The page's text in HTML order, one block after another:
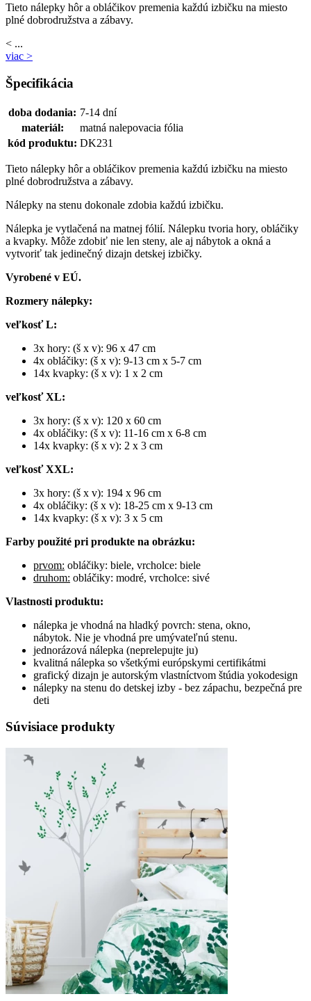
Tieto nálepky hôr a obláčikov premenia každú izbičku na miesto
plné dobrodružstva a zábavy.
< ...
viac >
Špecifikácia
doba dodania: 7-14 dní
materiál:
matná nalepovacia fólia
kód produktu: DK231
Tieto nálepky hôr a obláčikov premenia každú izbičku na miesto
plné dobrodružstva a zábavy.
Nálepky na stenu dokonale zdobia každú izbičku.
Nálepka je vytlačená na matnej fólií. Nálepku tvoria hory, obláčiky
a kvapky. Môže zdobiť nie len steny, ale aj nábytok a okná a
vytvoriť tak jedinečný dizajn detskej izbičky.
Vyrobené v EÚ.
Rozmery nálepky:
veľkosť L:
3x hory: (š x v): 96 x 47 cm
4x obláčiky: (š x v): 9-13 cm x 5-7 cm
14x kvapky: (š x v): 1 x 2 cm
veľkosť XL:
3x hory: (š x v): 120 x 60 cm
4x obláčiky: (š x v): 11-16 cm x 6-8 cm
14x kvapky: (š x v): 2 x 3 cm
veľkosť XXL:
3x hory: (š x v): 194 x 96 cm
4x obláčiky: (š x v): 18-25 cm x 9-13 cm
14x kvapky: (š x v): 3 x 5 cm
Farby použité pri produkte na obrázku:
prvom: obláčiky: biele, vrcholce: biele
druhom: obláčiky: modré, vrcholce: sivé
Vlastnosti produktu:
nálepka je vhodná na hladký povrch: stena, okno,
nábytok. Nie je vhodná pre umývateľnú stenu.
jednorázová nálepka (neprelepujte ju)
kvalitná nálepka so všetkými európskymi certifikátmi
grafický dizajn je autorským vlastníctvom štúdia yokodesign
nálepky na stenu do detskej izby - bez zápachu, bezpečná pre
deti
Súvisiace produkty